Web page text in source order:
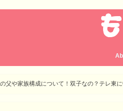
父や家族構成について！双子なの？テレ東